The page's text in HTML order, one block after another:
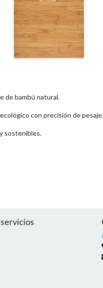
de bambú natural.
con precisión de pesaje.
sostenibles.